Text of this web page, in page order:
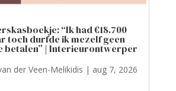
“Ik had €18.700
toch durfde ik mezelf geen
betalen” | Interieurontwerper
der Veen-Melikidis | aug 7, 2026